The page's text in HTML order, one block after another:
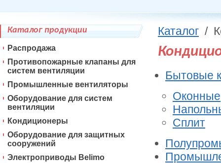
Каталог /
Бытовые
Оконные
Сплит
Каталог продукции
Распродажа
Противопожарные клапаны для
систем вентиляции
Промышленные вентиляторы
Оборудование для систем
вентиляции
Кондиционеры
Оборудование для защитных
сооружений
Электроприводы Belimo